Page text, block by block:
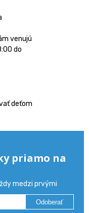
venujú
do
deťom
priamo na
medzi prvými
Odoberať